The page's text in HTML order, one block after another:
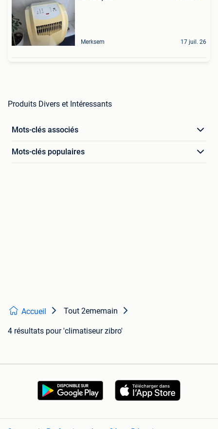
Merksem 17 juil. 26
Produits Divers et Intéressants
Mots-clés associés
Mots-clés populaires
Accueil Tout 2ememain
4 résultats pour 'climatiseur zibro'